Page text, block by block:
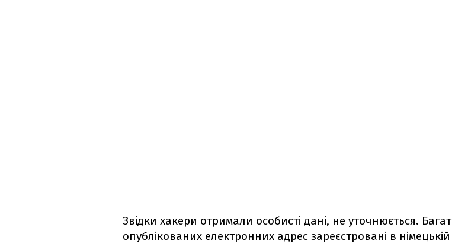
Звідки хакери отримали особисті дані, не уточнюється.
опублікованих електронних адрес зареєстровані в німецькій